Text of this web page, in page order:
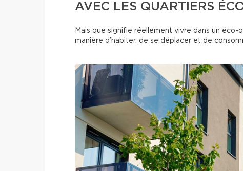
AVEC LES QUARTIERS
Mais que signifie réellement vivre dans un
manière d’habiter, de se déplacer et de